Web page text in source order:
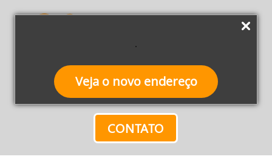
Veja o novo endereço
CONTATO